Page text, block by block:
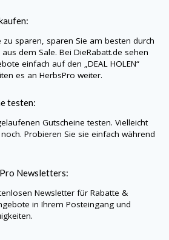
sparen, sparen Sie am besten durch
dem Sale. Bei DieRabatt.de sehen
einfach auf den „DEAL HOLEN“
es an HerbsPro weiter.
testen:
Gutscheine testen. Vielleicht
Probieren Sie sie einfach während
Newsletters:
Newsletter für Rabatte &
in Ihrem Posteingang und